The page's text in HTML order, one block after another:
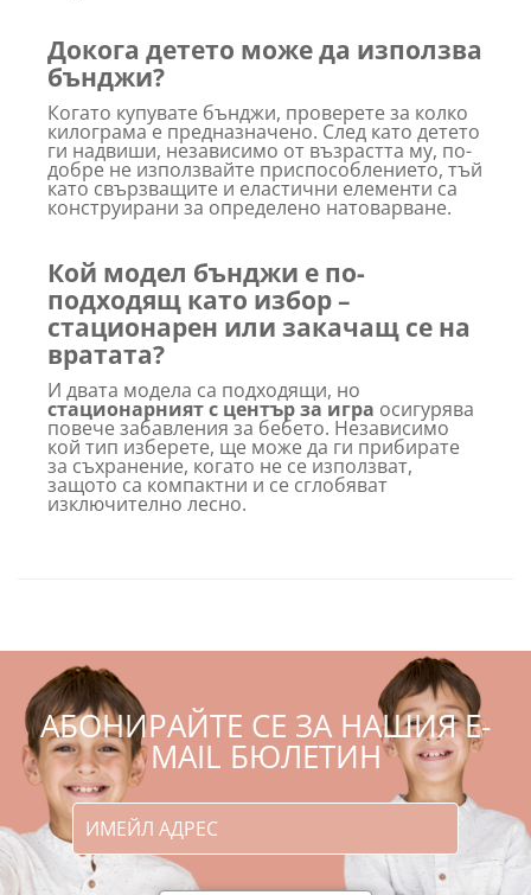
Докога детето може да използва
бънджи?
Когато купувате бънджи, проверете за колко
килограма е предназначено. След като детето
ги надвиши, независимо от възрастта му, по-
добре не използвайте приспособлението, тъй
като свързващите и еластични елементи са
конструирани за определено натоварване.
Кой модел бънджи е по-
подходящ като избор –
стационарен или закачащ се на
вратата?
И двата модела са подходящи, но
стационарният с център за игра осигурява
повече забавления за бебето. Независимо
кой тип изберете, ще може да ги прибирате
за съхранение, когато не се използват,
защото са компактни и се сглобяват
изключително лесно.
АБОНИРАЙТЕ СЕ ЗА НАШИЯ E-
MAIL БЮЛЕТИН